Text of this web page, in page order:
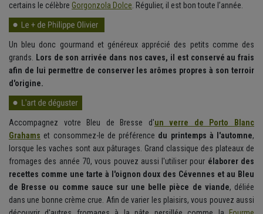
certains le célèbre Gorgonzola Dolce. Régulier, il est bon toute l’année.
Un bleu donc gourmand et généreux apprécié des petits comme des
grands. Lors de son arrivée dans nos caves, il est conservé au frais
afin de lui permettre de conserver les arômes propres à son terroir
d'origine.
Accompagnez votre Bleu de Bresse d'un verre de Porto Blanc
Grahams et consommez-le de préférence du printemps à l'automne,
lorsque les vaches sont aux pâturages. Grand classique des plateaux de
fromages des année 70, vous pouvez aussi l'utiliser pour élaborer des
recettes comme une tarte à l'oignon doux des Cévennes et au Bleu
de Bresse ou comme sauce sur une belle pièce de viande, déliée
dans une bonne crème crue. Afin de varier les plaisirs, vous pouvez aussi